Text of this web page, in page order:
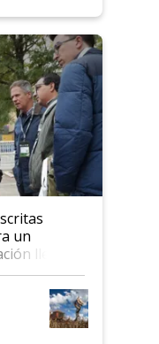
un
llegó
se
IPCVA